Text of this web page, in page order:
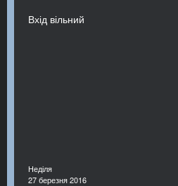
Вхід вільний
Неділя
27 березня 2016